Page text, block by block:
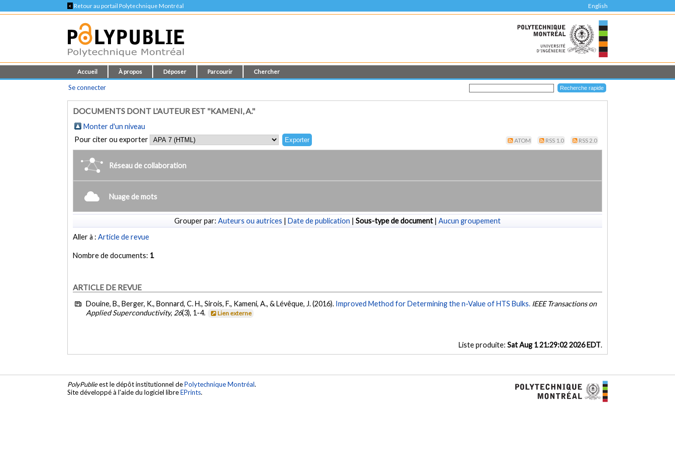
< Retour au portail Polytechnique Montréal English
Accueil À propos Déposer Parcourir Chercher
Se connecter
DOCUMENTS DONT L'AUTEUR EST "KAMENI, A."
Monter d'un niveau
Pour citer ou exporter
ATOM RSS 1.0 RSS 2.0
Réseau de collaboration
Nuage de mots
Grouper par: Auteurs ou autrices | Date de publication | Sous-type de document | Aucun groupement
Aller à :Article de revue
Nombre de documents: 1
ARTICLE DE REVUE
Douine, B., Berger, K., Bonnard, C. H., Sirois, F., Kameni, A., & Lévêque, J. (2016). Improved Method for Determining the n-Value of HTS Bulks. IEEE Transactions on
Applied Superconductivity, 26(3), 1-4. Lien externe
Liste produite: Sat Aug 1 21:29:02 2026 EDT.
PolyPublieest le dépôt institutionnel dePolytechnique Montréal.
Site développé à l'aide du logiciel libreEPrints.